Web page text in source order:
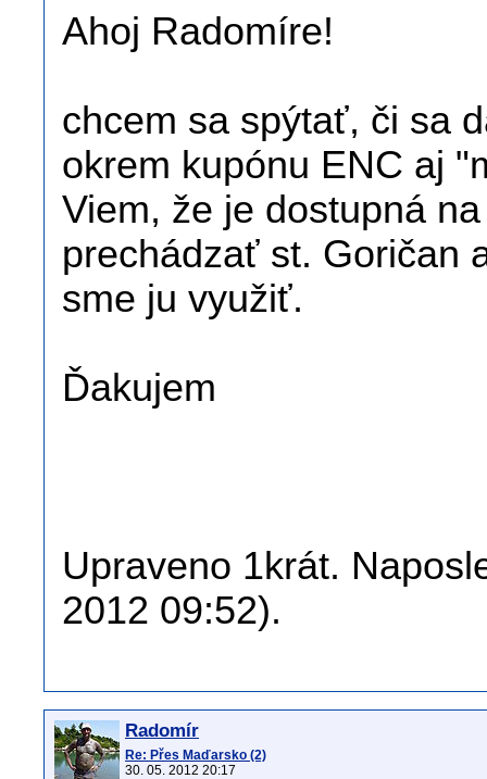
Ahoj Radomíre!
chcem sa spýtať, či sa
okrem kupónu ENC aj
Viem, že je dostupná
prechádzať st. Goričan
sme ju využiť.
Ďakujem
Upraveno 1krát.
2012 09:52).
Radomír
Re: Přes Maďarsko (2)
30. 05. 2012 20:17